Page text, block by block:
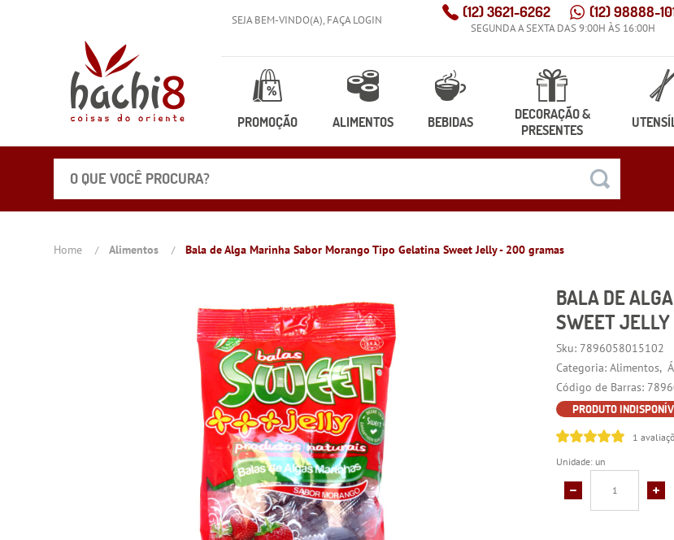
SEJA BEM-VINDO(A), FAÇA LOGIN (12)3621-6262 (12)98888-
SEGUNDA A SEXTA DAS 9:00H ÀS 16:00H
PROMOÇÃO ALIMENTOS BEBIDAS
DECORAÇÃO &
PRESENTES
Home Alimentos Bala de Alga Marinha Sabor Morango Tipo Gelatina Sweet Jelly - 200 gramas
BALA DE
SWEET
Sku: 7896058015102
Categoria: Alimentos
Código de Barras:
PRODUTO
1
Unidade: un